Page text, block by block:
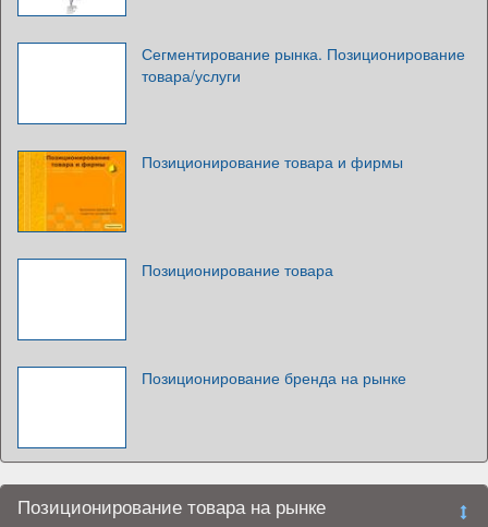
Сегментирование рынка. Позиционирование
товара/услуги
Позиционирование товара и фирмы
Позиционирование товара
Позиционирование бренда на рынке
Позиционирование товара на рынке